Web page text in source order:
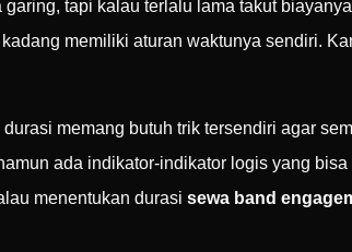
tapi kalau terlalu lama takut
memiliki aturan waktunya sendiri.
memang butuh trik tersendiri agar
ada indikator-indikator logis yang
menentukan durasi sewa band